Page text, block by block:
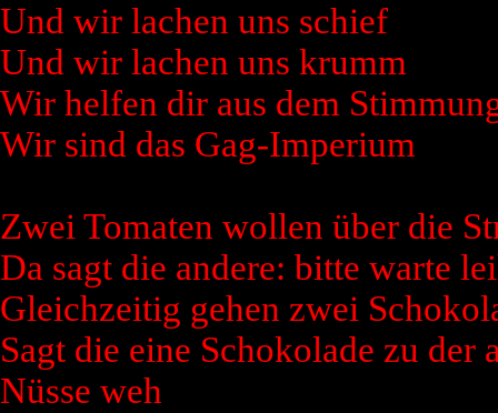
Und wir lachen uns schief
Und wir lachen uns krumm
Wir helfen dir aus dem
Wir sind das Gag-Imperium
Zwei Tomaten wollen über die
Da sagt die andere: bitte warte
Gleichzeitig gehen zwei
Sagt die eine Schokolade zu
Nüsse weh